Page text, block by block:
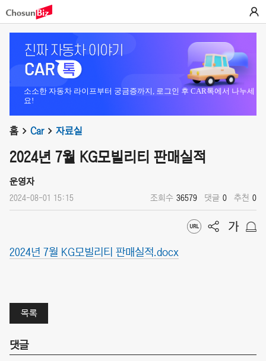
소소한 자동차 라이프부터 궁금증까지, 로그인 후 CAR톡에서 나누세
요!
홈 Car 자료실
2024년 7월 KG모빌리티 판매실적
운영자
2024-08-01 15:15 조회수 36579 댓글 0 추천 0
2024년 7월 KG모빌리티 판매실적.docx
목록
댓글